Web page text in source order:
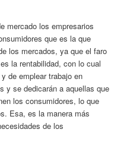
mercado los empresarios
que es la que
los mercados, ya que el faro
la rentabilidad, con lo cual
de emplear trabajo en
y se dedicarán a aquellas que
los consumidores, lo que
Esa, es la manera más
de los